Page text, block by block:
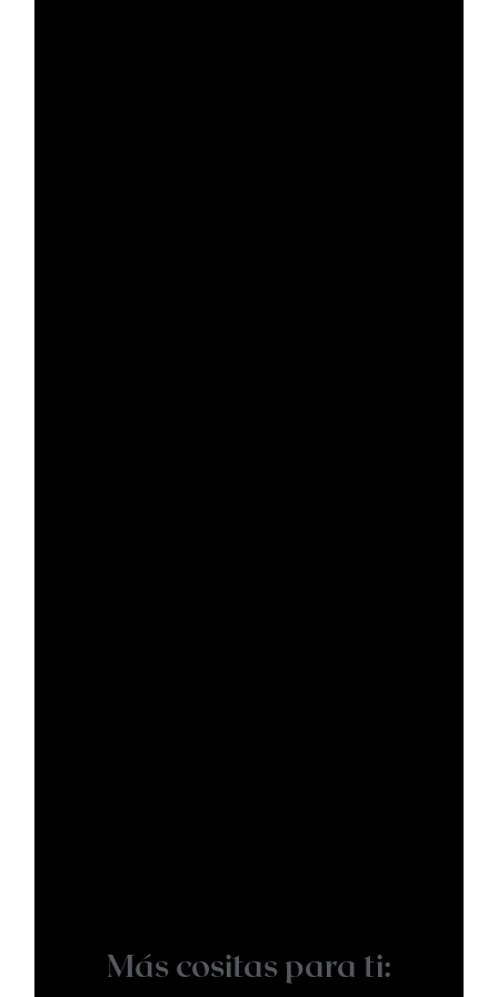
Más cositas para ti: